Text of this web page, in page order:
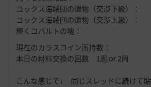
コックス海賊団の遺物（交渉下級）：
コックス海賊団の遺物（交渉上級）：
輝くコバルトの塊：
現在のカラスコイン所持数：
本日の材料交換の回数 1周 or 2周
こんな感じで↓ 同じスレッドに続けて貼